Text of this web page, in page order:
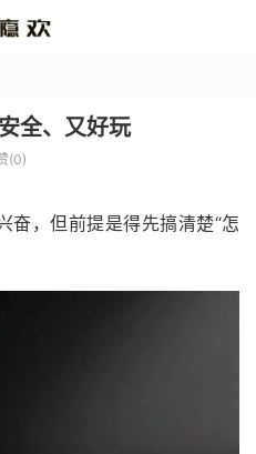
全、又好玩
(0)
奋，但前提是得先搞清楚“怎